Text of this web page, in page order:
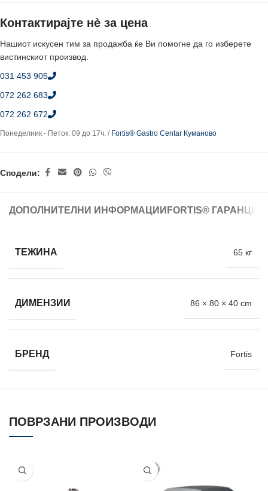
Контактирајте нè за цена
Нашиот искусен тим за продажба ќе Ви помогне да го изберете
вистинскиот производ.
031 453 905
072 262 683
072 262 672
Понеделник - Петок: 09 до 17ч. / Fortis® Gastro Centar Куманово
Сподели:
ДОПОЛНИТЕЛНИ ИНФОРМАЦИИ FORTIS®
ТЕЖИНА 65 кг
ДИМЕНЗИИ 86 × 80 × 40 cm
БРЕНД Fortis
ПОВРЗАНИ ПРОИЗВОДИ